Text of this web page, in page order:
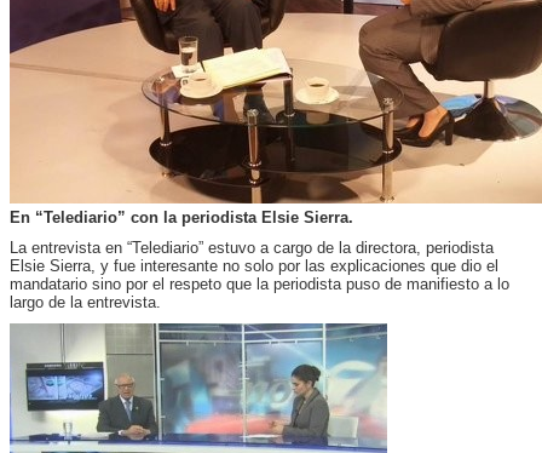
En “Telediario” con la periodista Elsie Sierra.
La entrevista en “Telediario” estuvo a cargo de la directora, periodista
Elsie Sierra, y fue interesante no solo por las explicaciones que dio el
mandatario sino por el respeto que la periodista puso de manifiesto a lo
largo de la entrevista.